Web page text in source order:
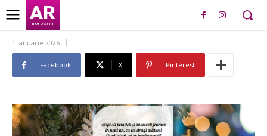
AR
ROBO ȘTIRI
1 ianuarie 2026
Facebook X Pinterest